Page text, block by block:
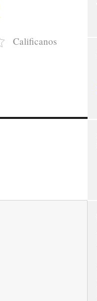
Calificanos